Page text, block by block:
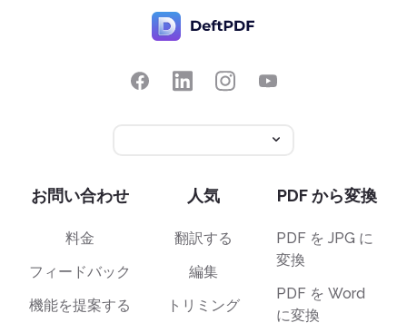
お問い合わせ
料金
フィードバック
機能を提案する
人気
翻訳する
編集
トリミング
PDF から変換
PDF を JPG に
変換
PDF を Word
に変換